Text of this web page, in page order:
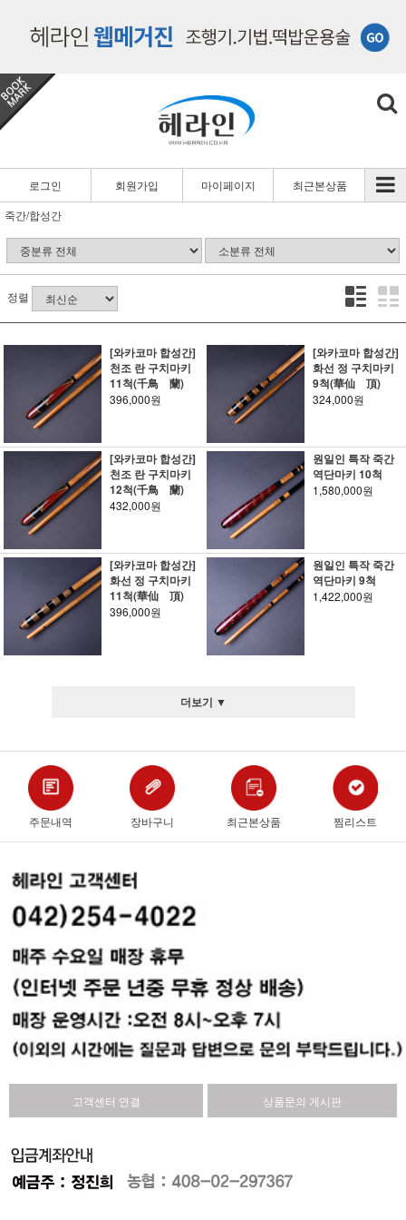
로그인 회원가입 마이페이지
최근본상품
죽간/합성간
정렬
[와카코마 합성간]
천조 란 구치마키
11척(千鳥 蘭)
396,000원
[와카코마 합성간]
화선 정 구치마키
9척(華仙 頂)
324,000원
[와카코마 합성간]
천조 란 구치마키
12척(千鳥 蘭)
432,000원
원일인 특작 죽간
역단마키 10척
1,580,000원
[와카코마 합성간]
화선 정 구치마키
11척(華仙 頂)
396,000원
원일인 특작 죽간
역단마키 9척
1,422,000원
더보기 ▼
주문내역 장바구니 최근본상품 찜리스트
고객센터 연결 상품문의 게시판